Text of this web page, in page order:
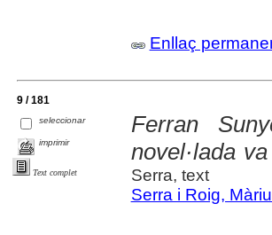
Enllaç
9 / 181
seleccionar
imprimir
Text complet
Ferran
novel·lada
Serra, text
Serra i Roig,